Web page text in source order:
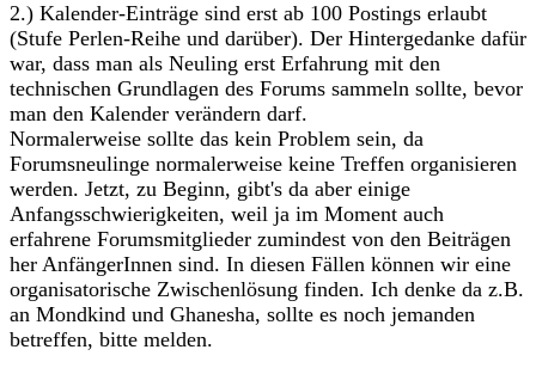
2.) Kalender-Einträge sind erst ab 100 Postings erlaubt
(Stufe Perlen-Reihe und darüber). Der Hintergedanke dafür
war, dass man als Neuling erst Erfahrung mit den
technischen Grundlagen des Forums sammeln sollte, bevor
man den Kalender verändern darf.
Normalerweise sollte das kein Problem sein, da
Forumsneulinge normalerweise keine Treffen organisieren
werden. Jetzt, zu Beginn, gibt's da aber einige
Anfangsschwierigkeiten, weil ja im Moment auch
erfahrene Forumsmitglieder zumindest von den Beiträgen
her AnfängerInnen sind. In diesen Fällen können wir eine
organisatorische Zwischenlösung finden. Ich denke da z.B.
an Mondkind und Ghanesha, sollte es noch jemanden
betreffen, bitte melden.